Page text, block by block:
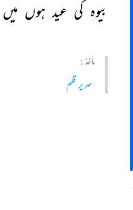
بیوہ کی عید ہوں میں
مأخذ :
صریر قلم